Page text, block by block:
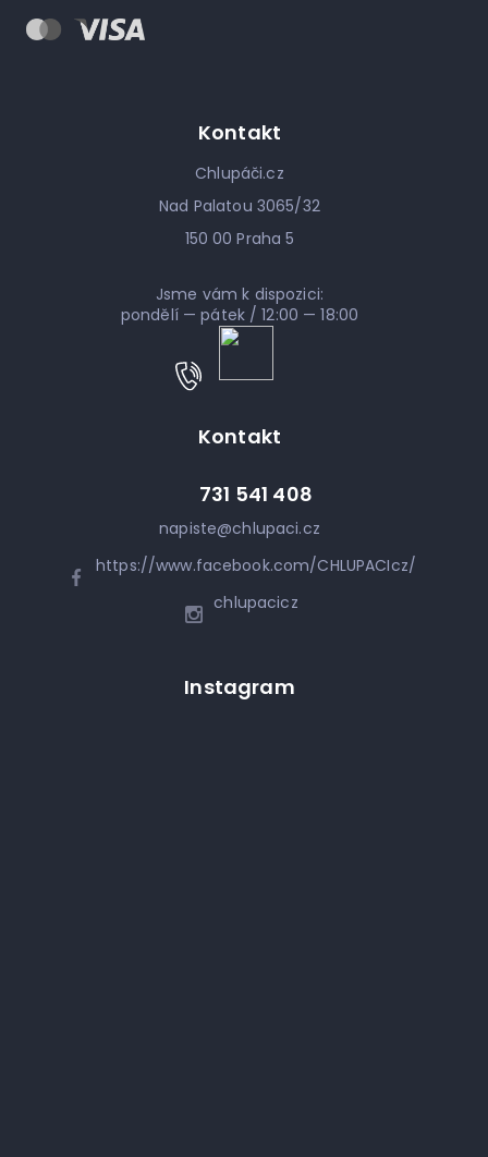
Kontakt
Chlupáči.cz
Nad Palatou 3065/32
150 00 Praha 5
Jsme vám k dispozici:
pondělí — pátek / 12:00 — 18:00
Kontakt
napiste@chlupaci.cz
731 541 408
https://www.facebook.com/CHLUPACIcz/
chlupacicz
Instagram